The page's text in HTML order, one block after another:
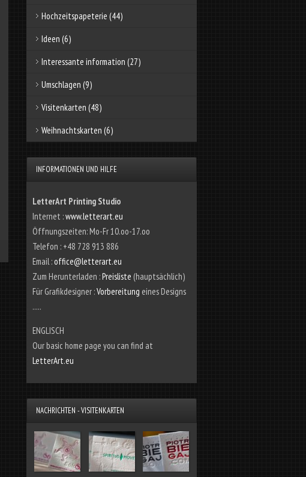
Hochzeitspapeterie (44)
Ideen (6)
Interessante information (27)
Umschlagen (9)
Visitenkarten (48)
Weihnachtskarten (6)
INFORMATIONEN UND HILFE
LetterArt Printing Studio
Internet :www.letterart.eu
Öffnungszeiten: Mo-Fr 10.oo-17.oo
Telefon : +48 728 913 886
Email :office@letterart.eu
Zum Herunterladen :Preisliste (hauptsächlich)
Für Grafikdesigner :Vorbereitung eines Designs
.....
ENGLISCH
Our basic home page you can find at
LetterArt.eu
NACHRICHTEN - VISITENKARTEN